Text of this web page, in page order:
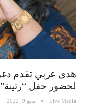
هدى عربي تقدم
لحضور حفل “رتينة”
Live Media مايو 9, 2022